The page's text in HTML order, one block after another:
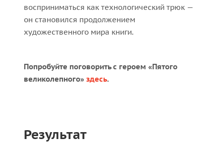
восприниматься как технологический трюк —
он становился продолжением
художественного мира книги.
Попробуйте поговорить с героем «Пятого
великолепного» здесь.
Результат